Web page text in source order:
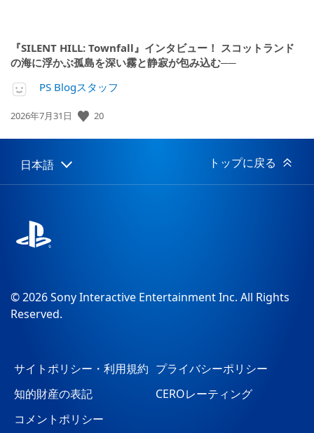
『SILENT HILL: Townfall』インタビュー！ スコットランド
の海に浮かぶ孤島を深い霧と静寂が包み込む──
PS Blogスタッフ
公
日:
2026年7月31日 20
Select
a
Current
region:
日本語 トップに戻る
© 2026 Sony Interactive Entertainment Inc. All Rights
Reserved.
サイトポリシー・利用規約 プライバシーポリシー
知的財産の表記
CEROレーティング
コメントポリシー